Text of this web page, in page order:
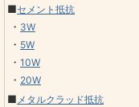
■セメント抵抗
・ 3W
・ 5W
・ 10W
・ 20W
■ メタルクラッド抵抗